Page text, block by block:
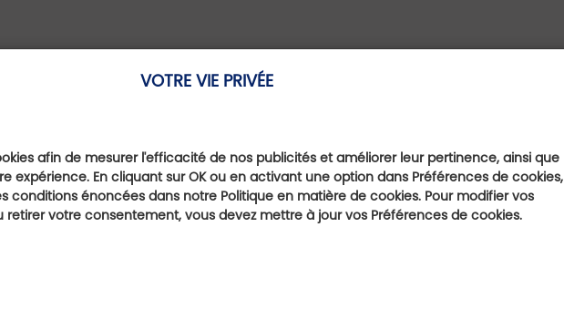
VOTRE VIE PRIVÉE
afin de mesurer l'efficacité de nos publicités et améliorer leur pertinence, ainsi que
expérience. En cliquant sur OK ou en activant une option dans Préférences de cookies,
conditions énoncées dans notre Politique en matière de cookies. Pour modifier vos
retirer votre consentement, vous devez mettre à jour vos Préférences de cookies.